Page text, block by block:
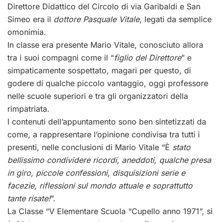
Direttore Didattico del Circolo di via Garibaldi e San
Simeo era il dottore Pasquale Vitale, legati da semplice
omonimia.
In classe era presente Mario Vitale, conosciuto allora
tra i suoi compagni come il “figlio del Direttore” e
simpaticamente sospettato, magari per questo, di
godere di qualche piccolo vantaggio, oggi professore
nelle scuole superiori e tra gli organizzatori della
rimpatriata.
I contenuti dell’appuntamento sono ben sintetizzati da
come, a rappresentare l’opinione condivisa tra tutti i
presenti, nelle conclusioni di Mario Vitale “È stato
bellissimo condividere ricordi, aneddoti, qualche presa
in giro, piccole confessioni, disquisizioni serie e
facezie, riflessioni sul mondo attuale e soprattutto
tante risate!”.
La Classe “V Elementare Scuola “Cupello anno 1971”, si